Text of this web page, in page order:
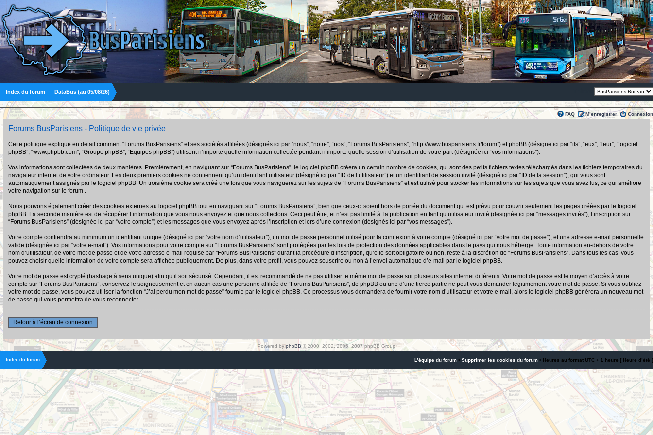
Index du forum DataBus (au 05/08/26)
FAQ M’enregistrer Connexion
Forums BusParisiens - Politique de vie privée
Cette politique explique en détail comment “Forums BusParisiens” et ses sociétés affiliées (désignés ici par “nous”, “notre”, “nos”, “Forums BusParisiens”, “http://www.busparisiens.fr/forum”) et phpBB (désigné ici par “ils”, “eux”, “leur”, “logiciel
phpBB”, “www.phpbb.com”, “Groupe phpBB”, “Equipes phpBB”) utilisent n’importe quelle information collectée pendant n’importe quelle session d’utilisation de votre part (désignée ici “vos informations”).
Vos informations sont collectées de deux manières. Premièrement, en naviguant sur “Forums BusParisiens”, le logiciel phpBB créera un certain nombre de cookies, qui sont des petits fichiers textes téléchargés dans les fichiers temporaires du
navigateur internet de votre ordinateur. Les deux premiers cookies ne contiennent qu’un identifiant utilisateur (désigné ici par “ID de l’utilisateur”) et un identifiant de session invité (désigné ici par “ID de la session”), qui vous sont
automatiquement assignés par le logiciel phpBB. Un troisième cookie sera créé une fois que vous naviguerez sur les sujets de “Forums BusParisiens” et est utilisé pour stocker les informations sur les sujets que vous avez lus, ce qui améliore
votre navigation sur le forum .
Nous pouvons également créer des cookies externes au logiciel phpBB tout en naviguant sur “Forums BusParisiens”, bien que ceux-ci soient hors de portée du document qui est prévu pour couvrir seulement les pages créées par le logiciel
phpBB. La seconde manière est de récupérer l’information que vous nous envoyez et que nous collectons. Ceci peut être, et n’est pas limité à: la publication en tant qu’utilisateur invité (désignée ici par “messages invités”), l’inscription sur
“Forums BusParisiens” (désignée ici par “votre compte”) et les messages que vous envoyez après l’inscription et lors d’une connexion (désignés ici par “vos messages”).
Votre compte contiendra au minimum un identifiant unique (désigné ici par “votre nom d’utilisateur”), un mot de passe personnel utilisé pour la connexion à votre compte (désigné ici par “votre mot de passe”), et une adresse e-mail personnelle
valide (désignée ici par “votre e-mail”). Vos informations pour votre compte sur “Forums BusParisiens” sont protégées par les lois de protection des données applicables dans le pays qui nous héberge. Toute information en-dehors de votre
nom d’utilisateur, de votre mot de passe et de votre adresse e-mail requise par “Forums BusParisiens” durant la procédure d’inscription, qu’elle soit obligatoire ou non, reste à la discrétion de “Forums BusParisiens”. Dans tous les cas, vous
pouvez choisir quelle information de votre compte sera affichée publiquement. De plus, dans votre profil, vous pouvez souscrire ou non à l’envoi automatique d’e-mail par le logiciel phpBB.
Votre mot de passe est crypté (hashage à sens unique) afin qu’il soit sécurisé. Cependant, il est recommandé de ne pas utiliser le même mot de passe sur plusieurs sites internet différents. Votre mot de passe est le moyen d’accès à votre
compte sur “Forums BusParisiens”, conservez-le soigneusement et en aucun cas une personne affiliée de “Forums BusParisiens”, de phpBB ou une d’une tierce partie ne peut vous demander légitimement votre mot de passe. Si vous oubliez
votre mot de passe, vous pouvez utiliser la fonction “J’ai perdu mon mot de passe” fournie par le logiciel phpBB. Ce processus vous demandera de fournir votre nom d’utilisateur et votre e-mail, alors le logiciel phpBB générera un nouveau mot
de passe qui vous permettra de vous reconnecter.
Retour à l’écran de connexion
Powered byphpBB © 2000, 2002, 2005, 2007 phpBB Group
Index du forum L’équipe du forum • Supprimer les cookies du forum • Heures au format UTC + 1 heure [ Heure d’été ]